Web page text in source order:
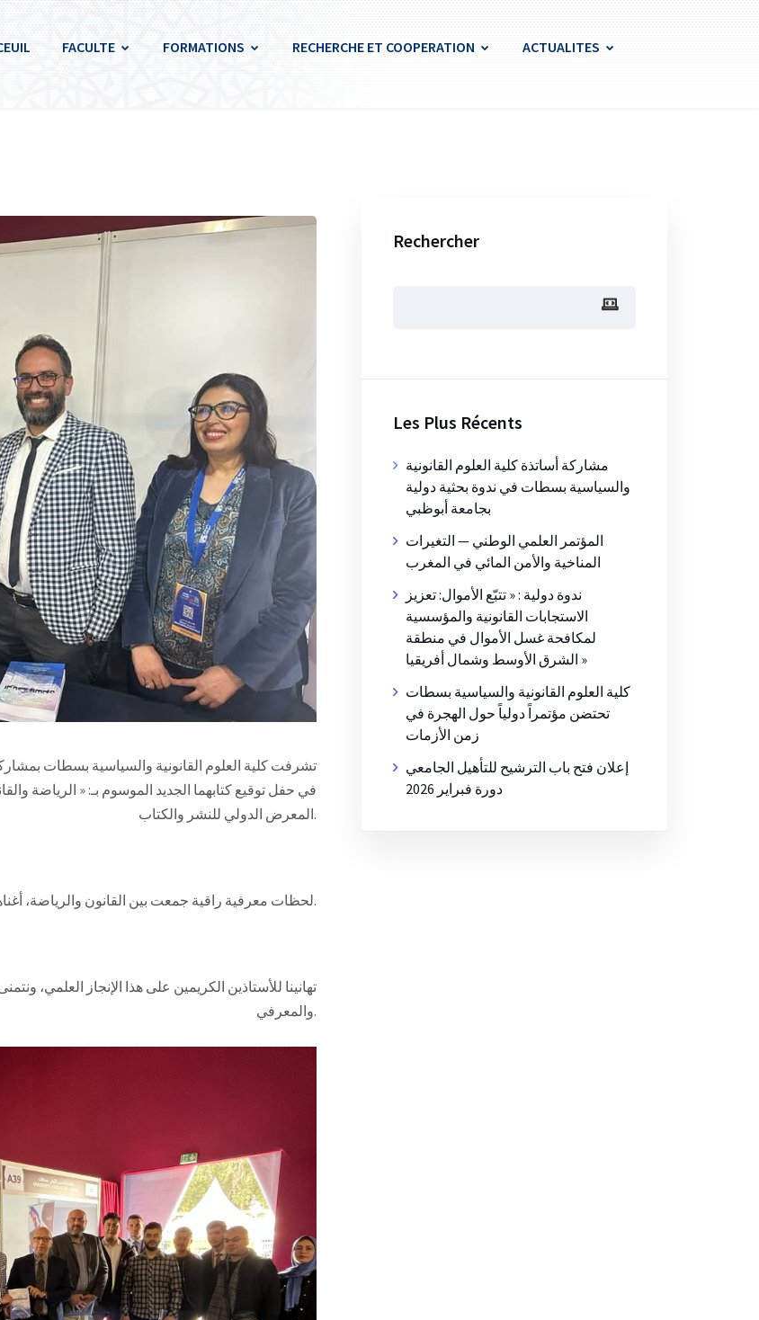
FACULTE FORMATIONS RECHERCHE ET COOPERATION ACTUALITES
تشرفت كلية العلوم القانونية والسياسية بسطات
في حفل توقيع كتابهما الجديد الموسوم بـ: « الرياضة
المعرض الدولي للنشر والكتاب.
لحظات معرفية راقية جمعت بين القانون والرياضة، أغناها النقاش الأكاديمي وتفاعل الزوار من طلبة وزملاء وأصدقاء.
تهانينا للأستاذين الكريمين على هذا الإنجاز العلمي،
والمعرفي.
Rechercher
Les Plus Récents
مشاركة أساتذة كلية العلوم القانونية
والسياسية بسطات في ندوة بحثية دولية
بجامعة أبوظبي
المؤتمر العلمي الوطني — التغيرات
المناخية والأمن المائي في المغرب
ندوة دولية : « تتبّع الأموال: تعزيز
الاستجابات القانونية والمؤسسية
لمكافحة غسل الأموال في منطقة
الشرق الأوسط وشمال أفريقيا »
كلية العلوم القانونية والسياسية بسطات
تحتضن مؤتمراً دولياً حول الهجرة في
زمن الأزمات
إعلان فتح باب الترشيح للتأهيل الجامعي
دورة فبراير 2026